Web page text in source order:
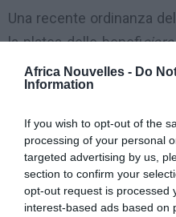
Africa Nouvelles - Do
Information
If you wish to opt-out of the
processing of your personal
targeted advertising by us,
section to confirm your
opt-out request is processed
interest-based ads based on
Una recente ordinanza
la platea delle benefi
per lavori atipici o
economico di poco più
Previdenza Sociale), a
contributi continuità,
per accedere